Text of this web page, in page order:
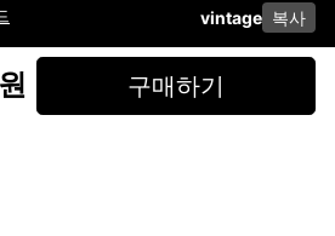
vintage 복사
구매하기
개인정보 처리방침사업자 정보다운로드
타그램
페이스북